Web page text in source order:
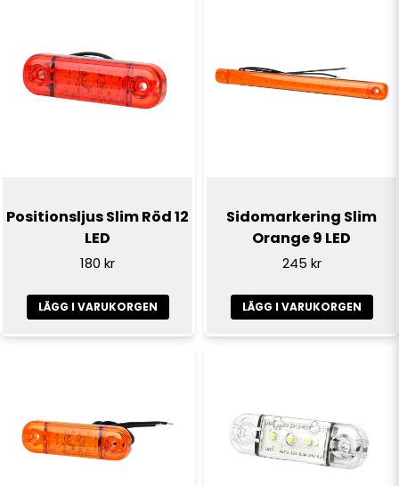
Positionsljus Slim Röd 12
LED
180 kr
LÄGG I VARUKORGEN
Sidomarkering Slim
Orange 9 LED
245 kr
LÄGG I VARUKORGEN